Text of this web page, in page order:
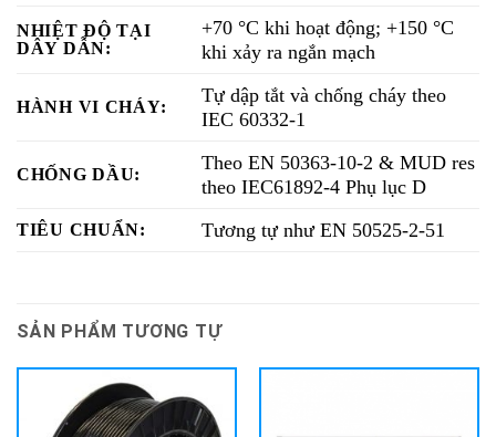
NHIỆT ĐỘ TẠI
DÂY DẪN:
+70 °C khi hoạt động; +150 °C
khi xảy ra ngắn mạch
HÀNH VI CHÁY:
Tự dập tắt và chống cháy theo
IEC 60332-1
CHỐNG DẦU:
Theo EN 50363-10-2 & MUD res
theo IEC61892-4 Phụ lục D
TIÊU CHUẨN: Tương tự như EN 50525-2-51
SẢN PHẨM TƯƠNG TỰ